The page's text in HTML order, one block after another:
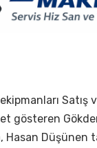
Satış
gösteren
Hasan Düşünen